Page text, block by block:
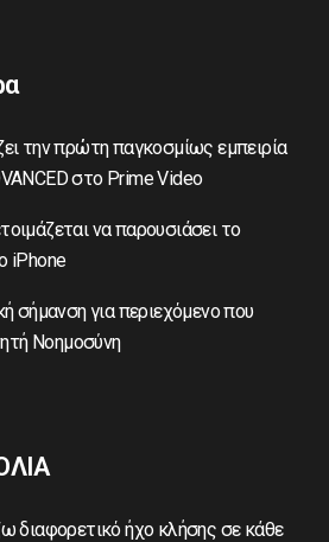
την πρώτη παγκοσμίως εμπειρία
στο Prime Video
να παρουσιάσει το
iPhone
σήμανση για περιεχόμενο που
Νοημοσύνη
διαφορετικό ήχο κλήσης σε κάθε